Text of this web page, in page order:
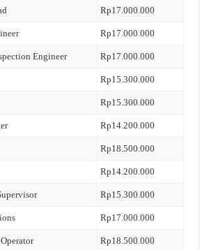
Rp17.000.000
Rp17.000.000
Engineer Rp17.000.000
Rp15.300.000
Rp15.300.000
Rp14.200.000
Rp18.500.000
Rp14.200.000
Rp15.300.000
Rp17.000.000
Rp18.500.000